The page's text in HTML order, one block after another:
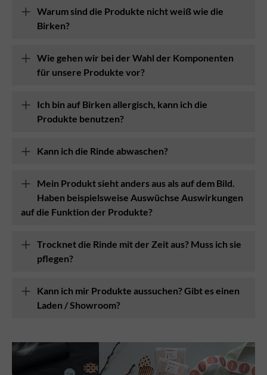
Warum sind die Produkte nicht weiß wie die
Birken?
Wie gehen wir bei der Wahl der Komponenten
für unsere Produkte vor?
Ich bin auf Birken allergisch, kann ich die
Produkte benutzen?
Kann ich die Rinde abwaschen?
Mein Produkt sieht anders aus als auf dem Bild.
Haben beispielsweise Auswüchse Auswirkungen
auf die Funktion der Produkte?
Trocknet die Rinde mit der Zeit aus? Muss ich sie
pflegen?
Kann ich mir Produkte aussuchen? Gibt es einen
Laden / Showroom?